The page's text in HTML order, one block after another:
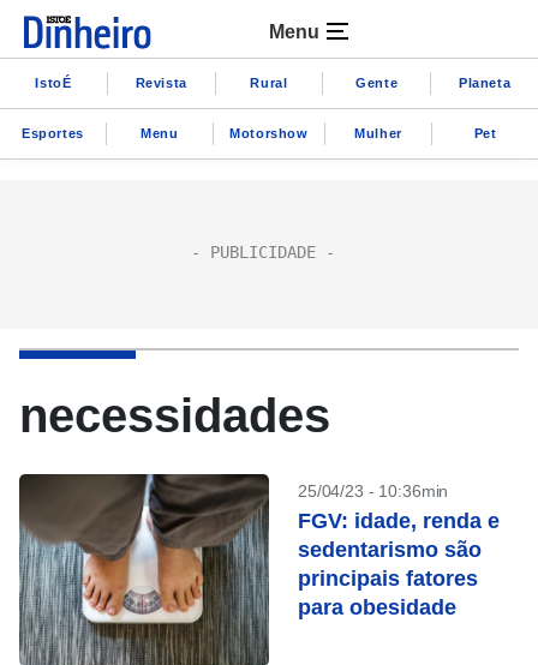
Menu
IstoÉ Revista Rural Gente Planeta
Esportes Menu Motorshow Mulher Pet
necessidades
25/04/23 - 10:36min
FGV: idade, renda e
sedentarismo são
principais fatores
para obesidade